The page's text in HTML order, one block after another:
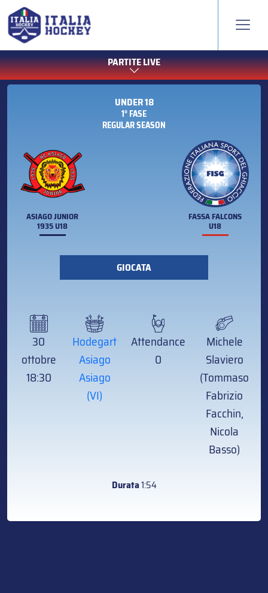
PARTITE LIVE
UNDER 18
1° FASE
REGULAR SEASON
ASIAGO JUNIOR
1935 U18
FASSA FALCONS
U18
GIOCATA
30
ottobre
18:30
Hodegart
Asiago
Asiago
(VI)
Attendance
0
Michele
Slaviero
(Tommaso
Fabrizio
Facchin,
Nicola
Basso)
Durata1:54